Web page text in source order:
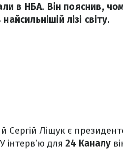
в НБА. Він пояснив,
лізі світу.
Сергій Ліщук є
інтерв’ю для 24 Каналу